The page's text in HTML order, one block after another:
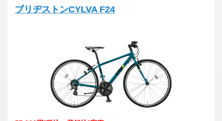
ブリヂストンCYLVA F24